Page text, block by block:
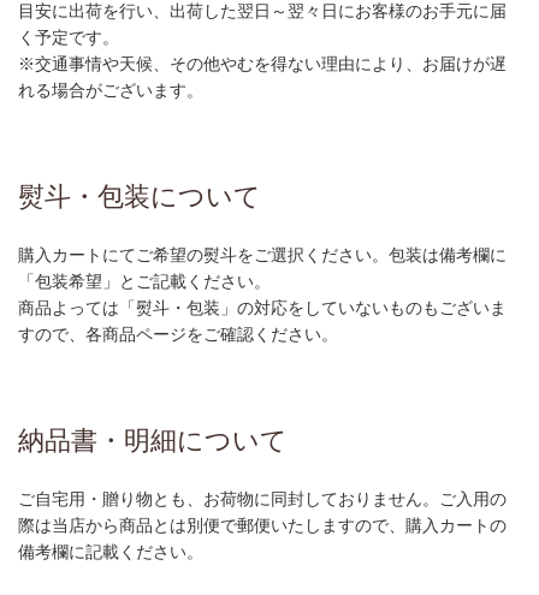
目安に出荷を行い、出荷した翌日～翌々日にお客様のお手元に届
く予定です。
※交通事情や天候、その他やむを得ない理由により、お届けが遅
れる場合がございます。
熨斗・包装について
購入カートにてご希望の熨斗をご選択ください。包装は備考欄に
「包装希望」とご記載ください。
商品よっては「熨斗・包装」の対応をしていないものもございま
すので、各商品ページをご確認ください。
納品書・明細について
ご自宅用・贈り物とも、お荷物に同封しておりません。ご入用の
際は当店から商品とは別便で郵便いたしますので、購入カートの
備考欄に記載ください。